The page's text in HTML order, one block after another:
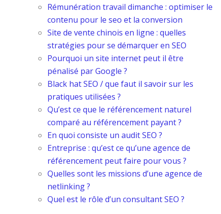
Rémunération travail dimanche : optimiser le
contenu pour le seo et la conversion
Site de vente chinois en ligne : quelles
stratégies pour se démarquer en SEO
Pourquoi un site internet peut il être
pénalisé par Google ?
Black hat SEO / que faut il savoir sur les
pratiques utilisées ?
Qu’est ce que le référencement naturel
comparé au référencement payant ?
En quoi consiste un audit SEO ?
Entreprise : qu’est ce qu’une agence de
référencement peut faire pour vous ?
Quelles sont les missions d’une agence de
netlinking ?
Quel est le rôle d’un consultant SEO ?